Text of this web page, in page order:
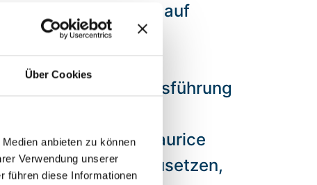
Über Cookies
anbieten zu können
Verwendung unserer
führen diese Informationen
Ausrichtung auf
die Unternehmensführung
für den
Berater Maurice
umzusetzen,